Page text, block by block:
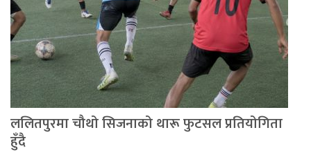
ललितपुरमा चौथो सिजनाको थारू फुटसल प्रतियोगिता
हुँदै